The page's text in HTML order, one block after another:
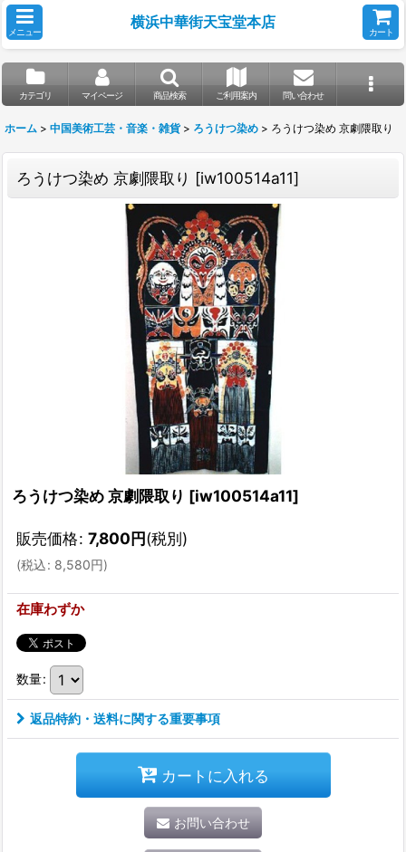
メニュー
横浜中華街天宝堂本店
カート
カテゴリ マイページ 商品検索 ご利用案内 問い合わせ
ホーム > 中国美術工芸・音楽・雑貨 > ろうけつ染め > ろうけつ染め 京劇隈取り
ろうけつ染め 京劇隈取り [iw100514a11]
ろうけつ染め 京劇隈取り [iw100514a11]
販売価格: 7,800円(税別)
(税込: 8,580円)
在庫わずか
数量:
返品特約・送料に関する重要事項
カートに入れる
お問い合わせ